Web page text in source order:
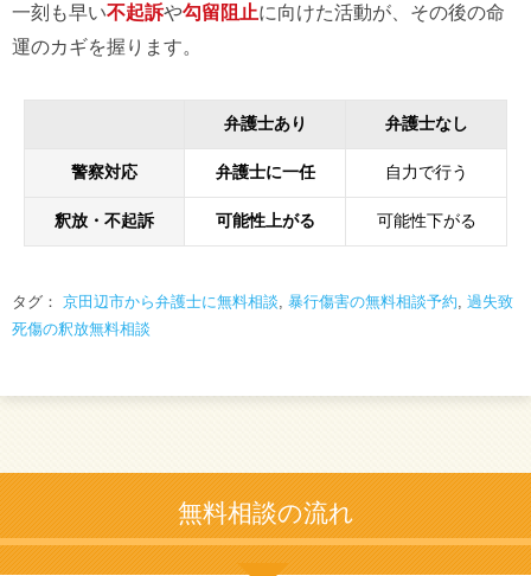
一刻も早い不起訴や勾留阻止に向けた活動が、その後の命
運のカギを握ります。
弁護士あり 弁護士なし
警察対応 弁護士に一任 自力で行う
釈放・不起訴 可能性上がる 可能性下がる
タグ： 京田辺市から弁護士に無料相談, 暴行傷害の無料相談予約, 過失致
死傷の釈放無料相談
無料相談の流れ